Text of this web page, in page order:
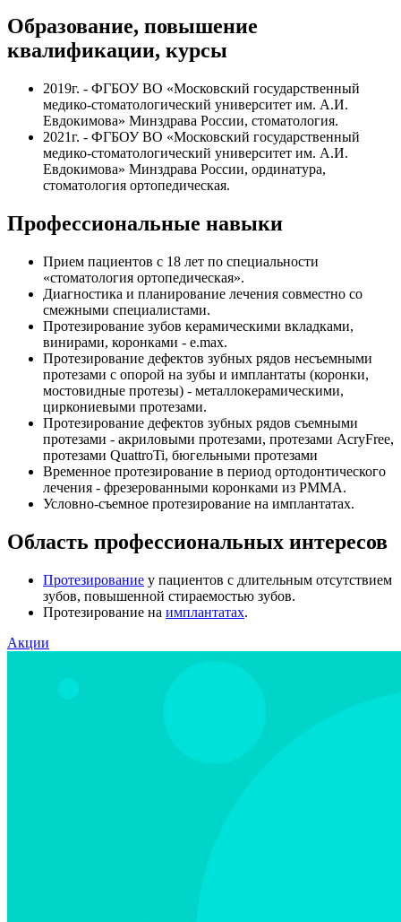
Образование, повышение
квалификации, курсы
2019г. - ФГБОУ ВО «Московский государственный
медико-стоматологический университет им. А.И.
Евдокимова» Минздрава России, стоматология.
2021г. - ФГБОУ ВО «Московский государственный
медико-стоматологический университет им. А.И.
Евдокимова» Минздрава России, ординатура,
стоматология ортопедическая.
Профессиональные навыки
Прием пациентов с 18 лет по специальности
«стоматология ортопедическая».
Диагностика и планирование лечения совместно со
смежными специалистами.
Протезирование зубов керамическими вкладками,
винирами, коронками - e.max.
Протезирование дефектов зубных рядов несъемными
протезами с опорой на зубы и имплантаты (коронки,
мостовидные протезы) - металлокерамическими,
циркониевыми протезами.
Протезирование дефектов зубных рядов съемными
протезами - акриловыми протезами, протезами AcryFree,
протезами QuattroTi, бюгельными протезами
Временное протезирование в период ортодонтического
лечения - фрезерованными коронками из PMMA.
Условно-съемное протезирование на имплантатах.
Область профессиональных интересов
Протезирование у пациентов с длительным отсутствием
зубов, повышенной стираемостью зубов.
Протезирование на имплантатах.
Акции